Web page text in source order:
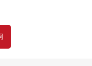
我们联系。